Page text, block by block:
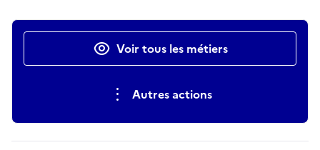
Actions rapidesVoir tous les métiers
Autres actions